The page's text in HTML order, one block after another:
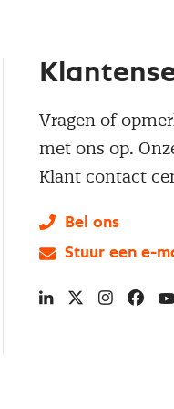
Vragen of
met ons op.
Klant contact
Bel ons
Stuur een e-
LinkedIn
X Instagram